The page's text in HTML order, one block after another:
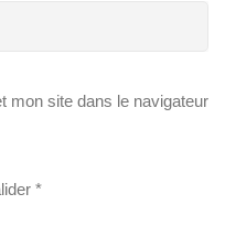
mon site dans le navigateur
*